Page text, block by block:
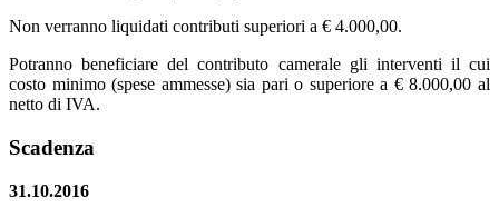
Non verranno liquidati contributi superiori a € 4.000,00.
Potranno beneficiare del contributo camerale gli interventi il cui
costo minimo (spese ammesse) sia pari o superiore a € 8.000,00 al
netto di IVA.
Scadenza
31.10.2016